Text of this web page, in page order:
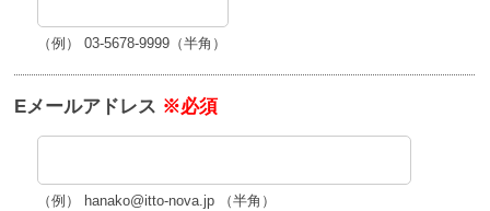
（例） 03-5678-9999（半角）
Eメールアドレス ※必須
（例） hanako@itto-nova.jp （半角）